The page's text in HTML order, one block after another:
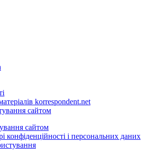
korrespondent.net
сайтом
сайтом
конфіденційності і персональних даних